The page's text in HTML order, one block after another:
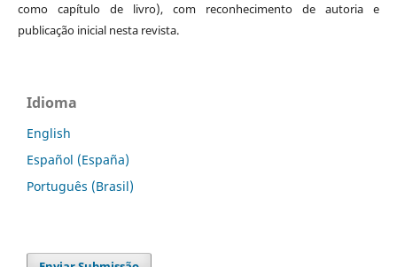
como capítulo de livro), com reconhecimento de autoria e
publicação inicial nesta revista.
Idioma
English
Español (España)
Português (Brasil)